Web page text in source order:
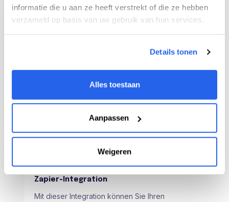
informatie die u aan ze heeft verstrekt of die ze hebben
verzameld op basis van uw gebruik van hun services.
Details tonen
Alles toestaan
Aanpassen
Weigeren
Sehen Sie sofort alle Verkaufsdaten auf
Zapier-Integration
Mit dieser Integration können Sie Ihren